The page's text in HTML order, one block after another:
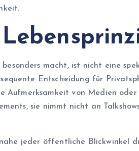
macht, ist nicht eine
Entscheidung für
Aufmerksamkeit von Medien oder
sie nimmt nicht an
jeder öffentliche Blickwinkel